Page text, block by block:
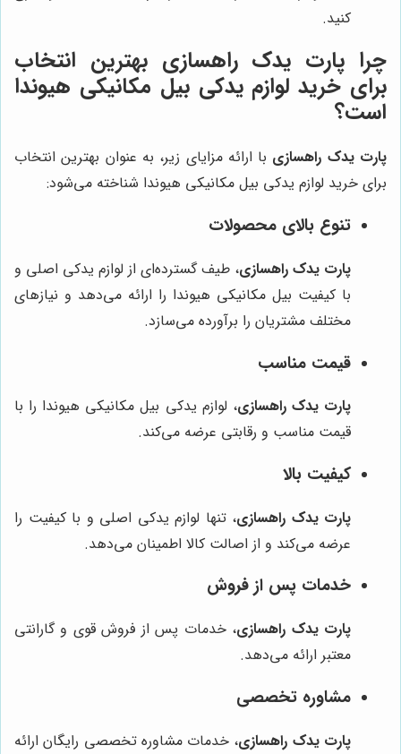
کنید.
چرا پارت یدک راهسازی بهترین انتخاب
برای خرید لوازم یدکی بیل مکانیکی هیوندا
است؟
پارت یدک راهسازی با ارائه مزایای زیر، به عنوان بهترین انتخاب
برای خرید لوازم یدکی بیل مکانیکی هیوندا شناخته می‌شود:
تنوع بالای محصولات
پارت یدک راهسازی، طیف گسترده‌ای از لوازم یدکی اصلی و
با کیفیت بیل مکانیکی هیوندا را ارائه می‌دهد و نیازهای
مختلف مشتریان را برآورده می‌سازد.
قیمت مناسب
پارت یدک راهسازی، لوازم یدکی بیل مکانیکی هیوندا را با
قیمت مناسب و رقابتی عرضه می‌کند.
کیفیت بالا
پارت یدک راهسازی، تنها لوازم یدکی اصلی و با کیفیت را
عرضه می‌کند و از اصالت کالا اطمینان می‌دهد.
خدمات پس از فروش
پارت یدک راهسازی، خدمات پس از فروش قوی و گارانتی
معتبر ارائه می‌دهد.
مشاوره تخصصی
پارت یدک راهسازی، خدمات مشاوره تخصصی رایگان ارائه